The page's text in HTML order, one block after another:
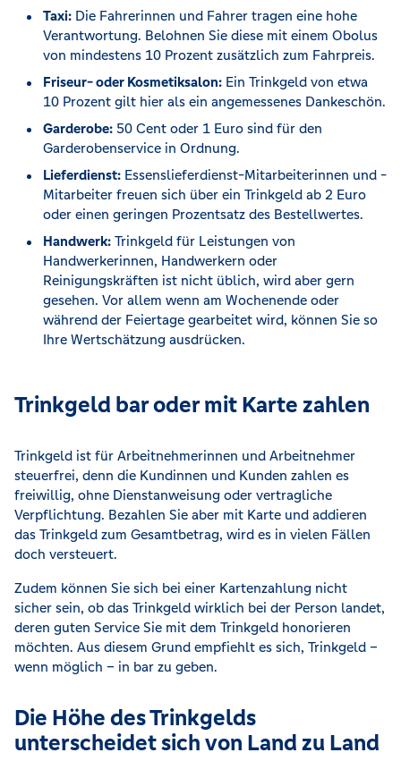
Taxi: Die Fahrerinnen und Fahrer tragen eine hohe
Verantwortung. Belohnen Sie diese mit einem Obolus
von mindestens 10 Prozent zusätzlich zum Fahrpreis.
Friseur- oder Kosmetiksalon: Ein Trinkgeld von etwa
10 Prozent gilt hier als ein angemessenes Dankeschön.
Garderobe: 50 Cent oder 1 Euro sind für den
Garderobenservice in Ordnung.
Lieferdienst: Essenslieferdienst-Mitarbeiterinnen und -
Mitarbeiter freuen sich über ein Trinkgeld ab 2 Euro
oder einen geringen Prozentsatz des Bestellwertes.
Handwerk: Trinkgeld für Leistungen von
Handwerkerinnen, Handwerkern oder
Reinigungskräften ist nicht üblich, wird aber gern
gesehen. Vor allem wenn am Wochenende oder
während der Feiertage gearbeitet wird, können Sie so
Ihre Wertschätzung ausdrücken.
Trinkgeld bar oder mit Karte zahlen
Trinkgeld ist für Arbeitnehmerinnen und Arbeitnehmer
steuerfrei, denn die Kundinnen und Kunden zahlen es
freiwillig, ohne Dienstanweisung oder vertragliche
Verpflichtung. Bezahlen Sie aber mit Karte und addieren
das Trinkgeld zum Gesamtbetrag, wird es in vielen Fällen
doch versteuert.
Zudem können Sie sich bei einer Kartenzahlung nicht
sicher sein, ob das Trinkgeld wirklich bei der Person landet,
deren guten Service Sie mit dem Trinkgeld honorieren
möchten. Aus diesem Grund empfiehlt es sich, Trinkgeld –
wenn möglich – in bar zu geben.
Die Höhe des Trinkgelds
unterscheidet sich von Land zu Land